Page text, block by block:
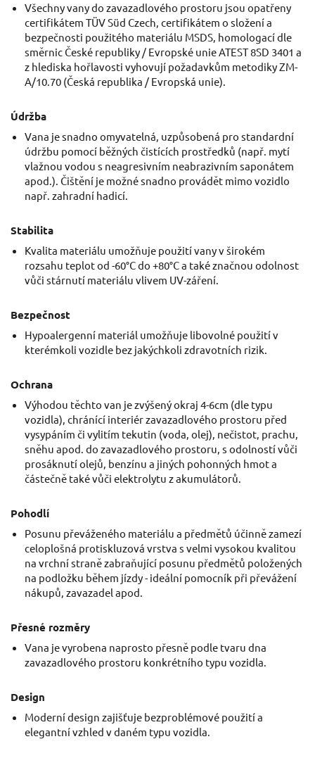
Všechny vany do zavazadlového prostoru jsou opatřeny
certifikátem TÜV Süd Czech, certifikátem o složení a
bezpečnosti použitého materiálu MSDS, homologací dle
směrnic České republiky / Evropské unie ATEST 8SD 3401 a
z hlediska hořlavosti vyhovují požadavkům metodiky ZM-
A/10.70 (Česká republika / Evropská unie).
Údržba
Vana je snadno omyvatelná, uzpůsobená pro standardní
údržbu pomocí běžných čistících prostředků (např. mytí
vlažnou vodou s neagresivním neabrazivním saponátem
apod.). Čištění je možné snadno provádět mimo vozidlo
např. zahradní hadicí.
Stabilita
Kvalita materiálu umožňuje použití vany v širokém
rozsahu teplot od -60°C do +80°C a také značnou odolnost
vůči stárnutí materiálu vlivem UV-záření.
Bezpečnost
Hypoalergenní materiál umožňuje libovolné použití v
kterémkoli vozidle bez jakýchkoli zdravotních rizik.
Ochrana
Výhodou těchto van je zvýšený okraj 4-6cm (dle typu
vozidla), chránící interiér zavazadlového prostoru před
vysypáním či vylitím tekutin (voda, olej), nečistot, prachu,
sněhu apod. do zavazadlového prostoru, s odolností vůči
prosáknutí olejů, benzínu a jiných pohonných hmot a
částečně také vůči elektrolytu z akumulátorů.
Pohodlí
Posunu převáženého materiálu a předmětů účinně zamezí
celoplošná protiskluzová vrstva s velmi vysokou kvalitou
na vrchní straně zabraňující posunu předmětů položených
na podložku během jízdy - ideální pomocník při převážení
nákupů, zavazadel apod.
Přesné rozměry
Vana je vyrobena naprosto přesně podle tvaru dna
zavazadlového prostoru konkrétního typu vozidla.
Design
Moderní design zajišťuje bezproblémové použití a
elegantní vzhled v daném typu vozidla.